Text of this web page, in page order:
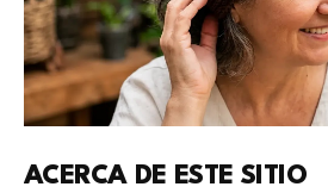
ACERCA DE ESTE SITIO